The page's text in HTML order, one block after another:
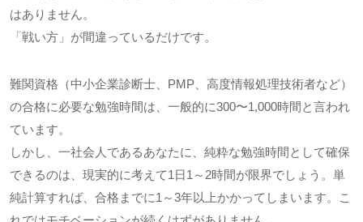
はありません。
「戦い方」が間違っているだけです。
難関資格（中小企業診断士、PMP、高度情報処理技術者など）
の合格に必要な勉強時間は、一般的に300〜1,000時間と言われ
ています。
しかし、一社会人であるあなたに、純粋な勉強時間として確保
できるのは、現実的に考えて1日1～2時間が限界でしょう。単
純計算すれば、合格までに1～3年以上かかってしまいます。こ